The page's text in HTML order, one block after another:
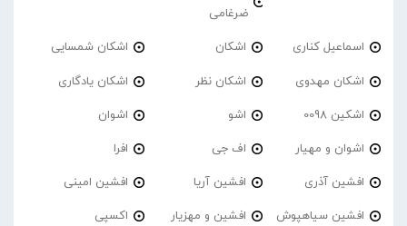
ضرغامی
اسماعیل کناری اشکان اشکان شمسایی
اشکان مهدوی اشکان نظر اشکان یادگاری
اشکین 0098 اشو اشوان
اشوان و مهیار اف جی افرا
افشین آذری افشین آریا افشین امینی
افشین سیاهپوش افشین و مهزیار اکسپی